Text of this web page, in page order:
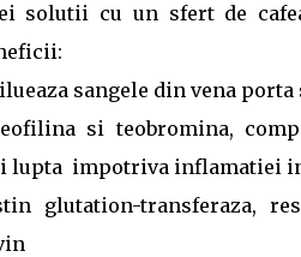
solutii cu un sfert de
sangele din vena
si teobromina,
si lupta impotriva inflamatiei
glutation-transferaza,